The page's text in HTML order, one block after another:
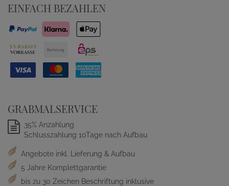
EINFACH BEZAHLEN
GRABMALSERVICE
35% Anzahlung
Schlusszahlung 10Tage nach Aufbau
Angebote inkl. Lieferung & Aufbau
5 Jahre Komplettgarantie
bis zu 30 Zeichen Beschriftung inklusive